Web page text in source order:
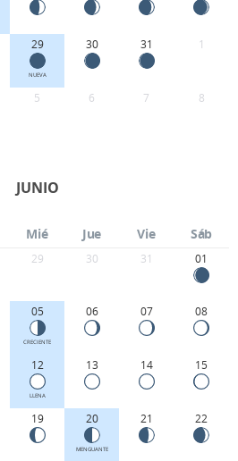
29
NUEVA
30 31 1
5 6 7 8
JUNIO
Mié Jue Vie Sáb
29 30 31 01
05
CRECIENTE
06 07 08
12
LLENA
13 14 15
19 20
MENGUANTE
21 22